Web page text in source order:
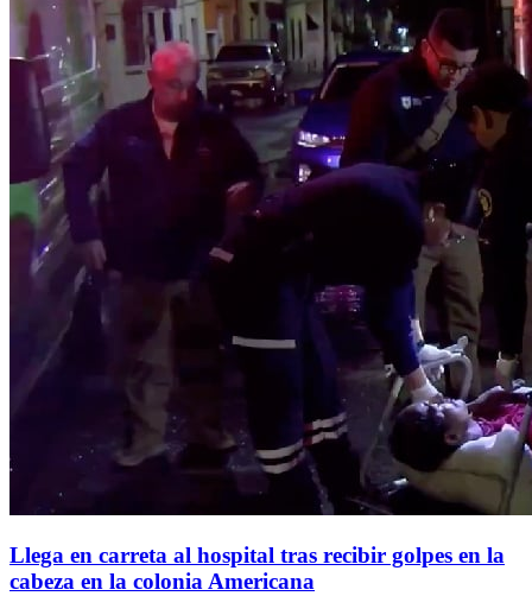
Llega en carreta al hospital tras recibir golpes en la
cabeza en la colonia Americana